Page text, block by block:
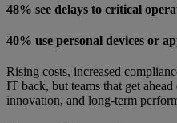
48% see delays to critical
40% use personal devices or
Rising costs, increased
IT back, but teams that get
innovation, and long-term